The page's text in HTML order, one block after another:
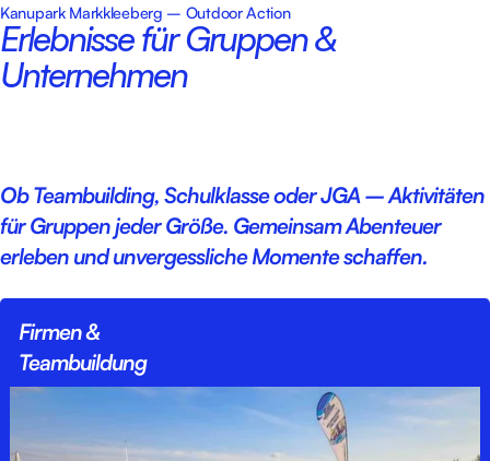
Kanupark Markkleeberg – Outdoor Action
Erlebnisse für Gruppen &
Unternehmen
Ob Teambuilding, Schulklasse oder JGA – Aktivitäten
für Gruppen jeder Größe. Gemeinsam Abenteuer
erleben und unvergessliche Momente schaffen.
Firmen &
Teambuildung